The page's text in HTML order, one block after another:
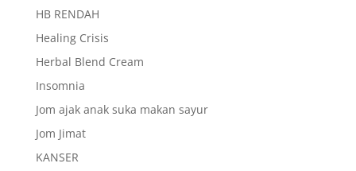
HB RENDAH
Healing Crisis
Herbal Blend Cream
Insomnia
Jom ajak anak suka makan sayur
Jom Jimat
KANSER